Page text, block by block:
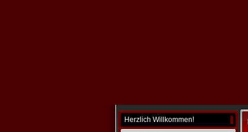
Herzlich Willkommen!